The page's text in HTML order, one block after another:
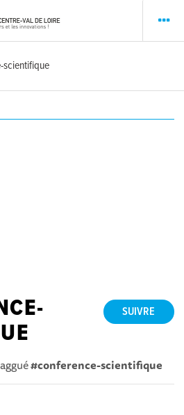
scientifique
SUIVRE
#conference-scientifique